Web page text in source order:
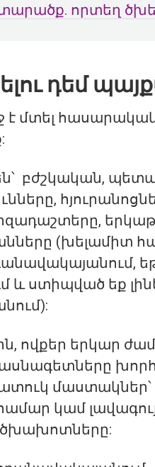
տարածք. որտեղ
դեմ
է մտել
են՝ բժշկական,
(խելամիտ
ստիպված եք
ովքեր երկար
մաստակներ՝
կամ
ծխախոտները: